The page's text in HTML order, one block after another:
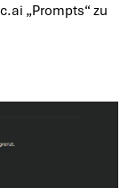
„Prompts“ zu